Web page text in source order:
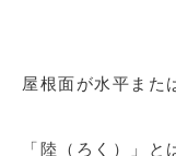
屋根面が水平また
「陸（ろく）」と